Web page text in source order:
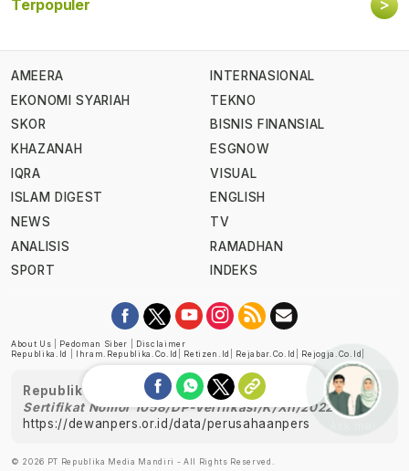
Terpopuler >
AMEERA
EKONOMI SYARIAH
SKOR
KHAZANAH
IQRA
ISLAM DIGEST
NEWS
ANALISIS
SPORT
INTERNASIONAL
TEKNO
BISNIS FINANSIAL
ESGNOW
VISUAL
ENGLISH
TV
RAMADHAN
INDEKS
About Us Pedoman Siber
Disclaimer
Republika.id
Ihram.republika.co.id Retizen.id Rejabar.co.id Rejogja.co.id
Republika telah diverifikasi oleh Dewan Pers
Sertifikat Nomor 1058/DP-Verifikasi/K/XII/2022
https://dewanpers.or.id/data/perusahaanpers
© 2026 PT Republika Media Mandiri - All Rights Reserved.